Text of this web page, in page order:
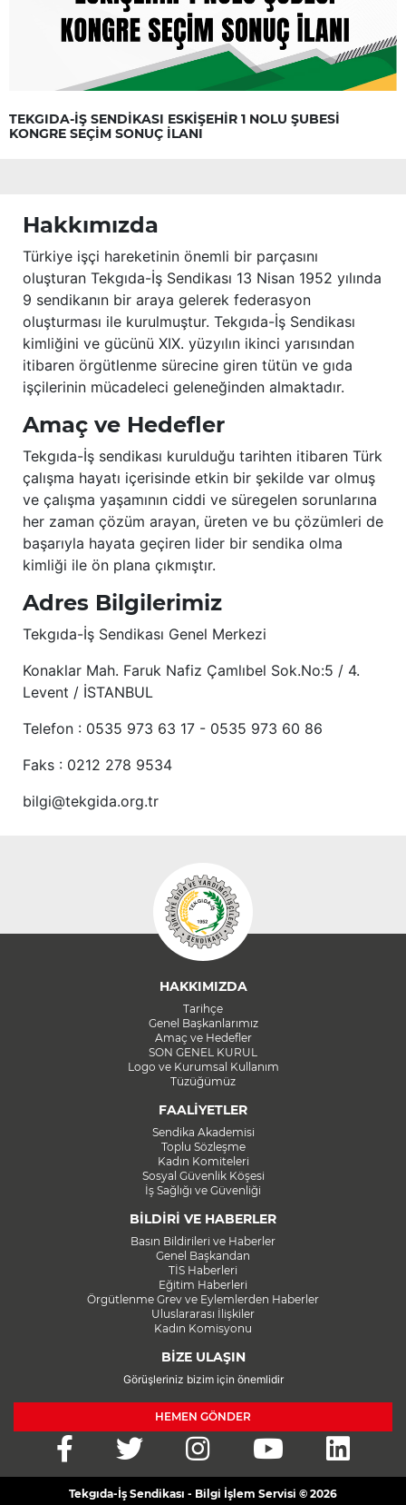
TEKGIDA-İŞ SENDİKASI ESKİŞEHİR 1 NOLU ŞUBESİ
KONGRE SEÇİM SONUÇ İLANI
Hakkımızda
Türkiye işçi hareketinin önemli bir parçasını
oluşturan Tekgıda-İş Sendikası 13 Nisan 1952 yılında
9 sendikanın bir araya gelerek federasyon
oluşturması ile kurulmuştur. Tekgıda-İş Sendikası
kimliğini ve gücünü XIX. yüzyılın ikinci yarısından
itibaren örgütlenme sürecine giren tütün ve gıda
işçilerinin mücadeleci geleneğinden almaktadır.
Amaç ve Hedefler
Tekgıda-İş sendikası kurulduğu tarihten itibaren Türk
çalışma hayatı içerisinde etkin bir şekilde var olmuş
ve çalışma yaşamının ciddi ve süregelen sorunlarına
her zaman çözüm arayan, üreten ve bu çözümleri de
başarıyla hayata geçiren lider bir sendika olma
kimliği ile ön plana çıkmıştır.
Adres Bilgilerimiz
Tekgıda-İş Sendikası Genel Merkezi
Konaklar Mah. Faruk Nafiz Çamlıbel Sok.No:5 / 4.
Levent / İSTANBUL
Telefon : 0535 973 63 17 - 0535 973 60 86
Faks : 0212 278 9534
bilgi@tekgida.org.tr
HAKKIMIZDA
Tarihçe
Genel Başkanlarımız
Amaç ve Hedefler
SON GENEL KURUL
Logo ve Kurumsal Kullanım
Tüzüğümüz
FAALİYETLER
Sendika Akademisi
Toplu Sözleşme
Kadın Komiteleri
Sosyal Güvenlik Köşesi
İş Sağlığı ve Güvenliği
BİLDİRİ VE HABERLER
Basın Bildirileri ve Haberler
Genel Başkandan
TİS Haberleri
Eğitim Haberleri
Örgütlenme Grev ve Eylemlerden Haberler
Uluslararası İlişkiler
Kadın Komisyonu
BİZE ULAŞIN
Görüşleriniz bizim için önemlidir
HEMEN GÖNDER
Tekgıda-İş Sendikası - Bilgi İşlem Servisi © 2026